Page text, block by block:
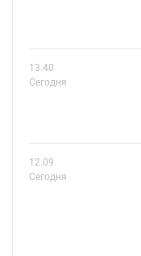
13.40
Сегодня
12.09
Сегодня